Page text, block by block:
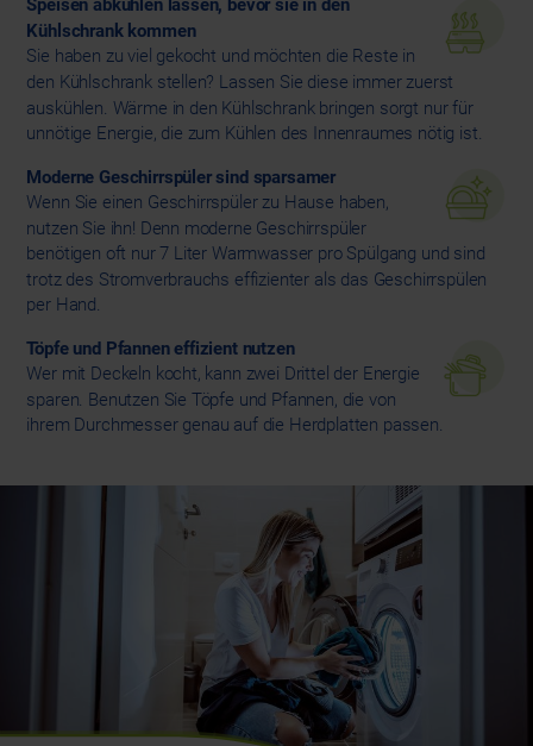
Speisen abkühlen lassen, bevor sie in den
Kühlschrank kommen
Sie haben zu viel gekocht und möchten die Reste in
den Kühlschrank stellen? Lassen Sie diese immer zuerst
auskühlen. Wärme in den Kühlschrank bringen sorgt nur für
unnötige Energie, die zum Kühlen des Innenraumes nötig ist.
Moderne Geschirrspüler sind sparsamer
Wenn Sie einen Geschirrspüler zu Hause haben,
nutzen Sie ihn! Denn moderne Geschirrspüler
benötigen oft nur 7 Liter Warmwasser pro Spülgang und sind
trotz des Stromverbrauchs effizienter als das Geschirrspülen
per Hand.
Töpfe und Pfannen effizient nutzen
Wer mit Deckeln kocht, kann zwei Drittel der Energie
sparen. Benutzen Sie Töpfe und Pfannen, die von
ihrem Durchmesser genau auf die Herdplatten passen.